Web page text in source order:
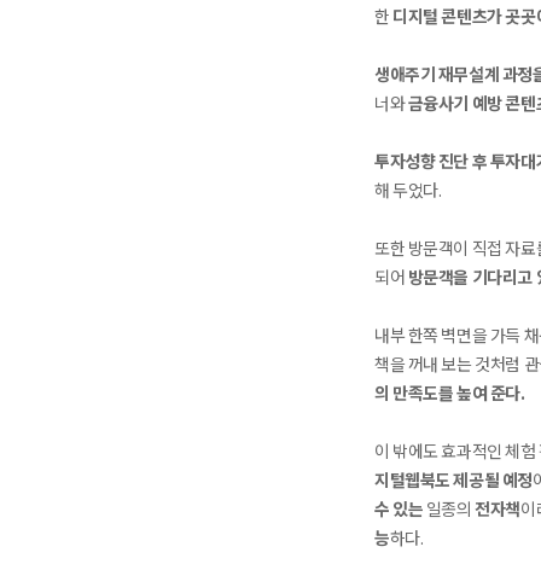
한 디지털 콘텐츠가 곳곳
생애주기 재무설계 과정
너와금융사기 예방 콘텐
투자성향 진단 후 투자
해 두었다.
또한 방문객이 직접 자
되어 방문객을 기다리고
내부 한쪽 벽면을 가득
책을 꺼내 보는 것처럼
의 만족도를 높여 준다.
이 밖에도 효과적인 체
지털웹북도 제공될 예정
수 있는 일종의전자책이
능하다.